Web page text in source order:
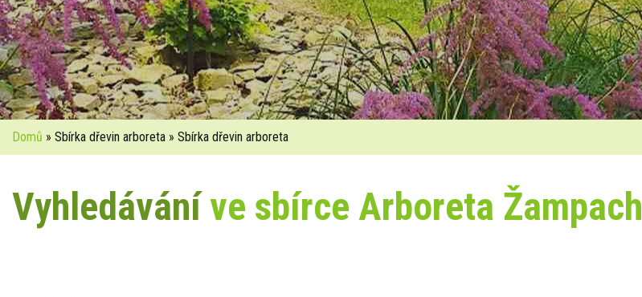
Domů » Sbírka dřevin arboreta » Sbírka dřevin arboreta
Vyhledáváníve sbírce Arboreta Žampach